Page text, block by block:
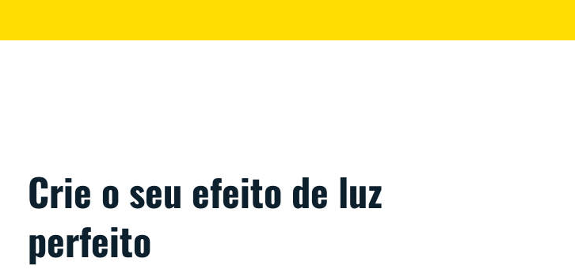
Crie o seu efeito de luz
perfeito